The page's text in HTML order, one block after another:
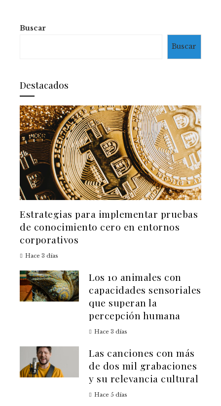
Buscar
Buscar
Destacados
Estrategias para implementar pruebas
de conocimiento cero en entornos
corporativos
Hace 3 días
Los 10 animales con
capacidades sensoriales
que superan la
percepción humana
Hace 3 días
Las canciones con más
de dos mil grabaciones
y su relevancia cultural
Hace 5 días